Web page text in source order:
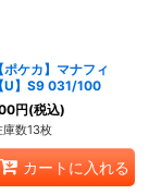
【ポケカ】マナフィ
【U】S9 031/100
円(税込)
庫数13枚
カートに入れる